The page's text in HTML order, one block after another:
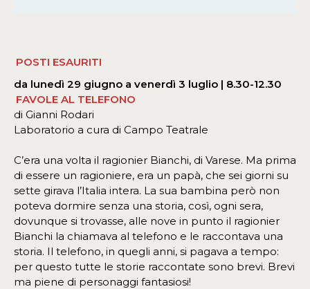
POSTI ESAURITI
da lunedì 29 giugno a venerdì 3 luglio | 8.30-12.30
FAVOLE AL TELEFONO
di Gianni Rodari
Laboratorio a cura di Campo Teatrale
C’era una volta il ragionier Bianchi, di Varese. Ma prima
di essere un ragioniere, era un papà, che sei giorni su
sette girava l’Italia intera. La sua bambina però non
poteva dormire senza una storia, così, ogni sera,
dovunque si trovasse, alle nove in punto il ragionier
Bianchi la chiamava al telefono e le raccontava una
storia. Il telefono, in quegli anni, si pagava a tempo:
per questo tutte le storie raccontate sono brevi. Brevi
ma piene di personaggi fantasiosi!